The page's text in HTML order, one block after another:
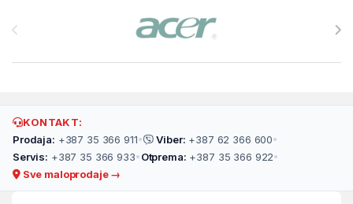
KONTAKT:
Prodaja: +387 35 366 911• Viber: +387 62 366 600•
Servis: +387 35 366 933• Otprema: +387 35 366 922•
Sve maloprodaje →